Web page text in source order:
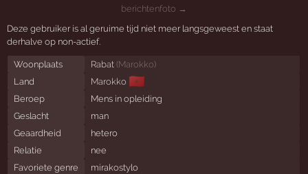
berichtenfoto →
Deze gebruiker is al geruime tijd niet meer langsgeweest en staat
derhalve op non-actief.
Woonplaats Rabat (Marokko)
Land
Marokko 🇲🇦
Beroep
Mens in opleiding
Geslacht
man
Geaardheid
hetero
Relatie
nee
Favoriete genre
mirakostylo